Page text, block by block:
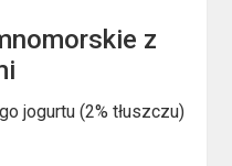
z
jogurtu (2% tłuszczu)